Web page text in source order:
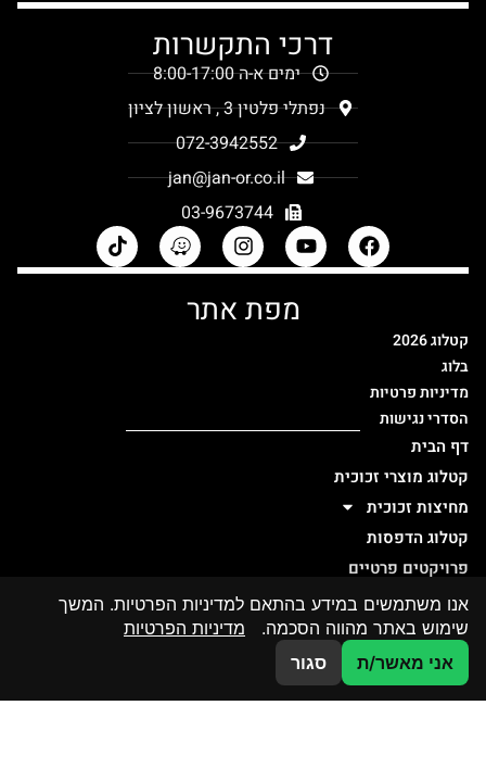
מפת אתר
קטלוג 2026
בלוג
מדיניות פרטיות
הסדרי נגישות
דף הבית
קטלוג מוצרי זכוכית
מחיצות זכוכית
קטלוג הדפסות
פרויקטים פרטיים
פרויקטים ציבוריים
אדריכלים ומעצבים
אודות
צור קשר
דרכי התקשרות
ימים א-ה 8:00-17:00
נפתלי פלטין 3 , ראשון לציון
072-3942552
jan@jan-or.co.il
03-9673744
אנו משתמשים במידע בהתאם למדיניות הפרטיות. המשך
שימוש באתר מהווה הסכמה. מדיניות הפרטיות
אני מאשר/ת
סגורצרו קשר